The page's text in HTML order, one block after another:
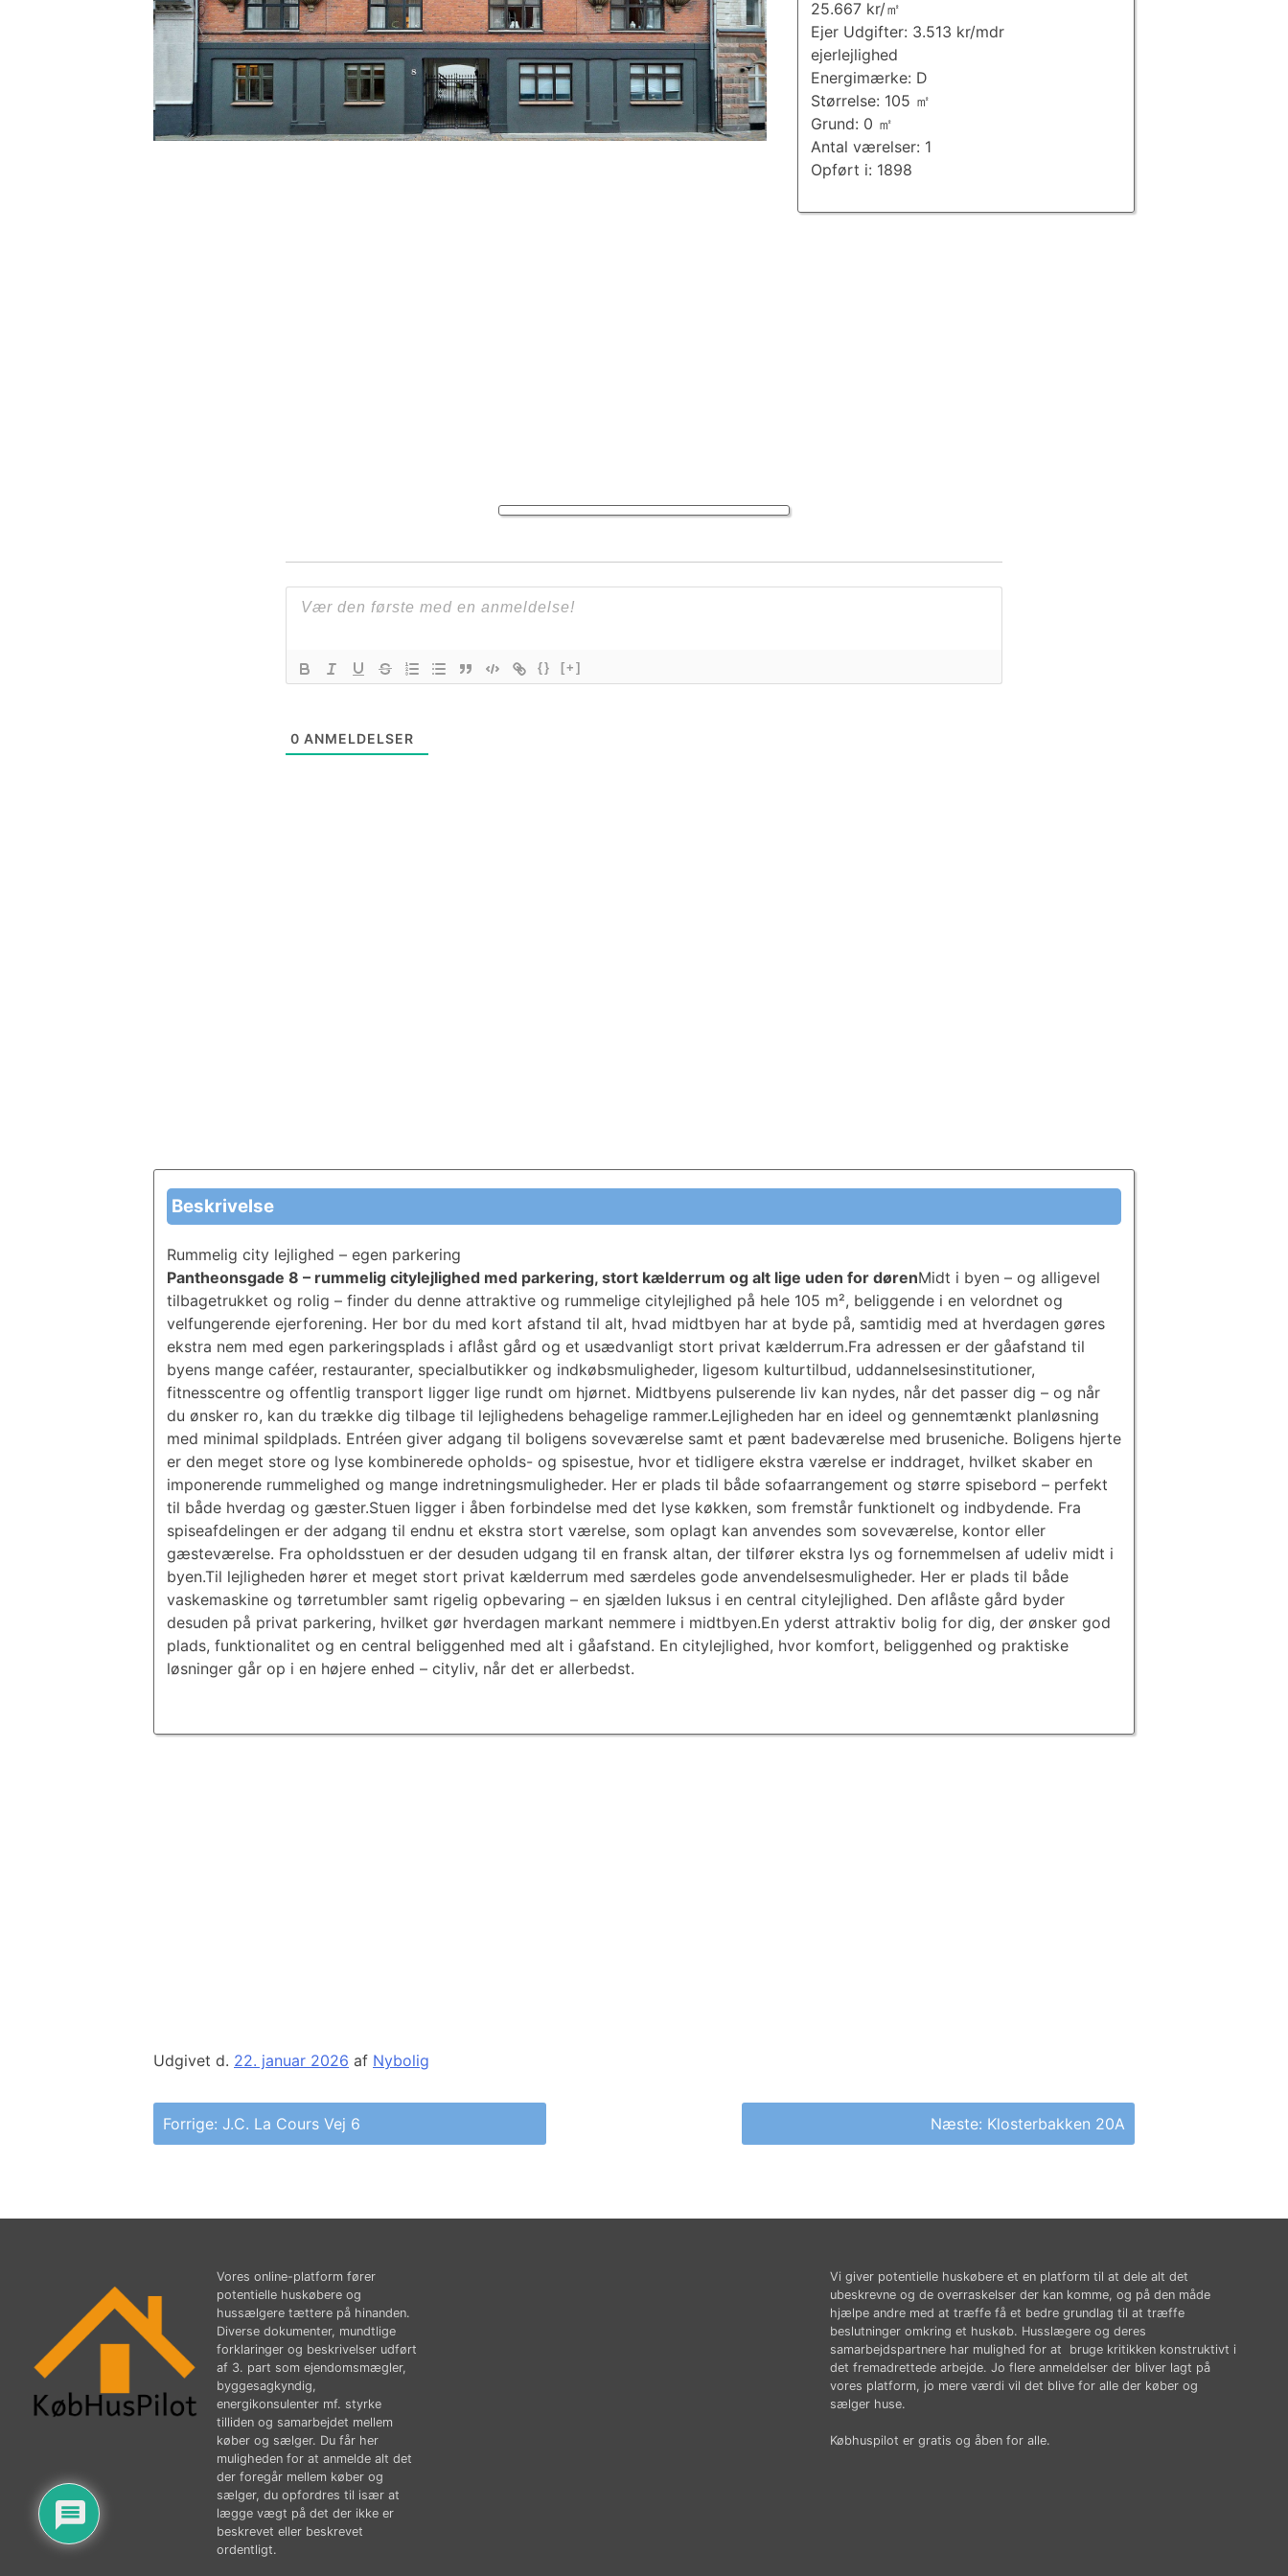
{} [+]
0 ANMELDELSER
Beskrivelse
Rummelig city lejlighed – egen parkering
Pantheonsgade 8 – rummelig citylejlighed med parkering, stort kælderrum og alt lige uden for dørenMidt i byen – og alligevel
tilbagetrukket og rolig – finder du denne attraktive og rummelige citylejlighed på hele 105 m², beliggende i en velordnet og
velfungerende ejerforening. Her bor du med kort afstand til alt, hvad midtbyen har at byde på, samtidig med at hverdagen gøres
ekstra nem med egen parkeringsplads i aflåst gård og et usædvanligt stort privat kælderrum.Fra adressen er der gåafstand til
byens mange caféer, restauranter, specialbutikker og indkøbsmuligheder, ligesom kulturtilbud, uddannelsesinstitutioner,
fitnesscentre og offentlig transport ligger lige rundt om hjørnet. Midtbyens pulserende liv kan nydes, når det passer dig – og når
du ønsker ro, kan du trække dig tilbage til lejlighedens behagelige rammer.Lejligheden har en ideel og gennemtænkt planløsning
med minimal spildplads. Entréen giver adgang til boligens soveværelse samt et pænt badeværelse med bruseniche. Boligens hjerte
er den meget store og lyse kombinerede opholds- og spisestue, hvor et tidligere ekstra værelse er inddraget, hvilket skaber en
imponerende rummelighed og mange indretningsmuligheder. Her er plads til både sofaarrangement og større spisebord – perfekt
til både hverdag og gæster.Stuen ligger i åben forbindelse med det lyse køkken, som fremstår funktionelt og indbydende. Fra
spiseafdelingen er der adgang til endnu et ekstra stort værelse, som oplagt kan anvendes som soveværelse, kontor eller
gæsteværelse. Fra opholdsstuen er der desuden udgang til en fransk altan, der tilfører ekstra lys og fornemmelsen af udeliv midt i
byen.Til lejligheden hører et meget stort privat kælderrum med særdeles gode anvendelsesmuligheder. Her er plads til både
vaskemaskine og tørretumbler samt rigelig opbevaring – en sjælden luksus i en central citylejlighed. Den aflåste gård byder
desuden på privat parkering, hvilket gør hverdagen markant nemmere i midtbyen.En yderst attraktiv bolig for dig, der ønsker god
plads, funktionalitet og en central beliggenhed med alt i gåafstand. En citylejlighed, hvor komfort, beliggenhed og praktiske
løsninger går op i en højere enhed – cityliv, når det er allerbedst.
25.667 kr/㎡
Ejer Udgifter: 3.513 kr/mdr
ejerlejlighed
Energimærke: D
Størrelse: 105 ㎡
Grund: 0 ㎡
Antal værelser: 1
Opført i: 1898
Udgivet d. 22. januar 2026 af Nybolig
Indlægsnavigation
Forrige: J.C. La Cours Vej 6 Næste: Klosterbakken 20A
Vores online-platform fører
potentielle huskøbere og
hussælgere tættere på hinanden.
Diverse dokumenter, mundtlige
forklaringer og beskrivelser udført
af 3. part som ejendomsmægler,
byggesagkyndig,
energikonsulenter mf. styrke
tilliden og samarbejdet mellem
køber og sælger. Du får her
muligheden for at anmelde alt det
der foregår mellem køber og
sælger, du opfordres til især at
lægge vægt på det der ikke er
beskrevet eller beskrevet
ordentligt.
Vi giver potentielle huskøbere et en platform til at dele alt det
ubeskrevne og de overraskelser der kan komme, og på den måde
hjælpe andre med at træffe få et bedre grundlag til at træffe
beslutninger omkring et huskøb. Husslægere og deres
samarbejdspartnere har mulighed for at bruge kritikken konstruktivt i
det fremadrettede arbejde. Jo flere anmeldelser der bliver lagt på
vores platform, jo mere værdi vil det blive for alle der køber og
sælger huse.
Købhuspilot er gratis og åben for alle.